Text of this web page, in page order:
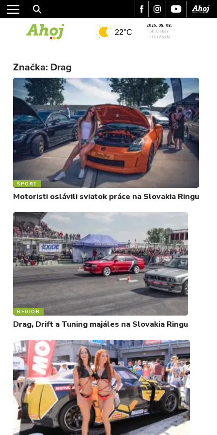
REGIÓN
ŠPORT
KULTÚRA
FOTKY
VIDEO
MIX
22°C
2026. 08. 08.
SK: Oskár
HU: László
Značka: Drag
ŠPORT
Motoristi oslávili sviatok práce na Slovakia Ringu
REGIÓN
Drag, Drift a Tuning majáles na Slovakia Ringu